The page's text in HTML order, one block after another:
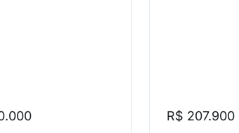
R$ 207.900